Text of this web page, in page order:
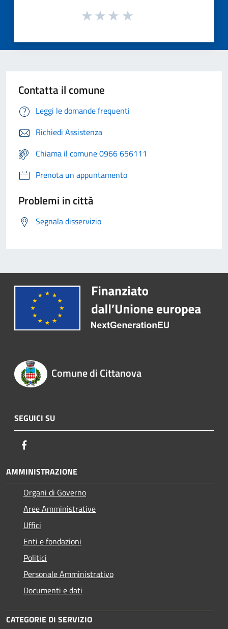
Contatta il comune
Leggi le domande frequenti
Richiedi Assistenza
Chiama il comune 0966 656111
Prenota un appuntamento
Problemi in città
Segnala disservizio
Comune di Cittanova
SEGUICI SU
AMMINISTRAZIONE
Organi di Governo
Aree Amministrative
Uffici
Enti e fondazioni
Politici
Personale Amministrativo
Documenti e dati
CATEGORIE DI SERVIZIO